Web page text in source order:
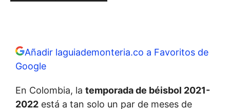
Añadir laguiademonteria.co a Favoritos de
Google
En Colombia, la temporada de béisbol 2021-
2022 está a tan solo un par de meses de